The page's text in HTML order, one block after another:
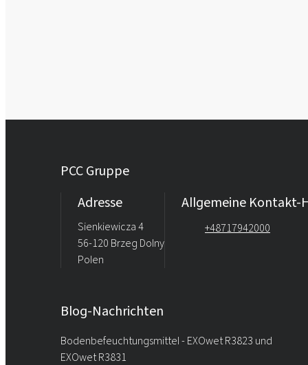
PCC Gruppe
Adresse
Sienkiewicza 4
56-120 Brzeg Dolny
Polen
Allgemeine Kontakt-
+48717942000
Blog-Nachrichten
Bodenbefeuchtungsmittel - EXOwet R3823 und
EXOwet R3831